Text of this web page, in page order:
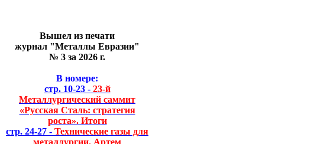
Вышел из печати
журнал "Металлы Евразии"
№ 3 за 2026 г.
В номере:
стр. 10-23 -23-й
Металлургический саммит
«Русская Сталь: стратегия
роста». Итоги
стр. 24-27 - Технические газы для